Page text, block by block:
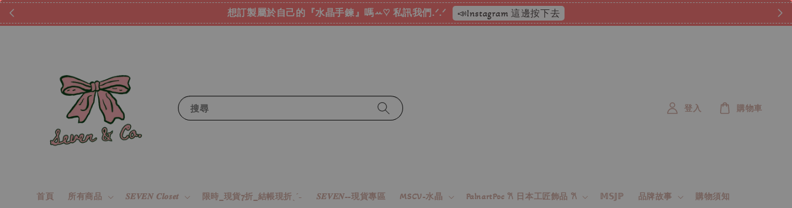
想訂製屬於自己的『水晶手鍊』嗎ꕀ♡ 私訊我們.ᐟ.ᐟ 📣Instagram 這邊按下去
搜尋
首頁 所有商品 𝑺𝑬𝑽𝑬𝑵 𝑪𝒍𝒐𝒔𝒆𝒕 限時_現貨7折_結帳現折ˎˊ˗ 𝑺𝑬𝑽𝑬𝑵--現貨專區 MSCV-水晶 PalnartPoc 𐙚 日本工匠飾品 𐙚 𝕄𝕊𝕁ℙ 品牌故事 購物須知
登入 購物車